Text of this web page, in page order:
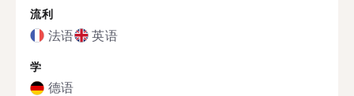
流利
法语 英语
学
德语